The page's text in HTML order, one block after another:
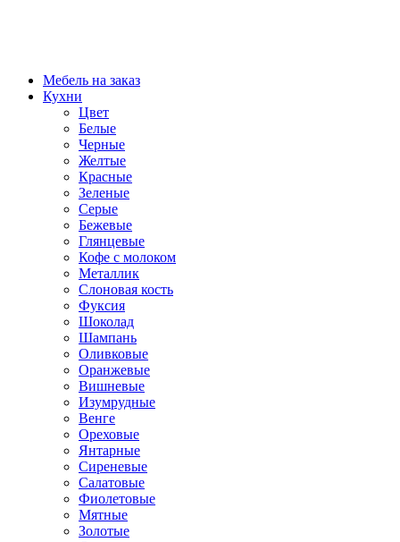
Мебель на заказ
Кухни
Цвет
Белые
Черные
Желтые
Красные
Зеленые
Серые
Бежевые
Глянцевые
Кофе с молоком
Металлик
Слоновая кость
Фуксия
Шоколад
Шампань
Оливковые
Оранжевые
Вишневые
Изумрудные
Венге
Ореховые
Янтарные
Сиреневые
Салатовые
Фиолетовые
Мятные
Золотые